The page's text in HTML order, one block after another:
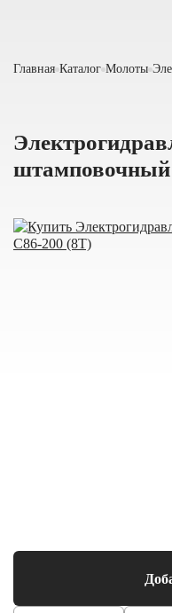
Главная Каталог Молоты
штамповочный